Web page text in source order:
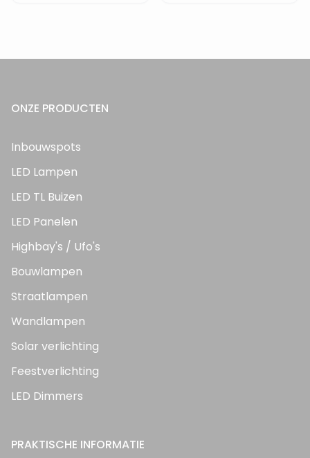
ONZE PRODUCTEN
Inbouwspots
LED Lampen
LED TL Buizen
LED Panelen
Highbay's / Ufo's
Bouwlampen
Straatlampen
Wandlampen
Solar verlichting
Feestverlichting
LED Dimmers
PRAKTISCHE INFORMATIE